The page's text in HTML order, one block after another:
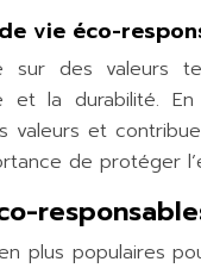
vie éco-
sur des valeurs
et la durabilité.
et
de protéger
plus populaires